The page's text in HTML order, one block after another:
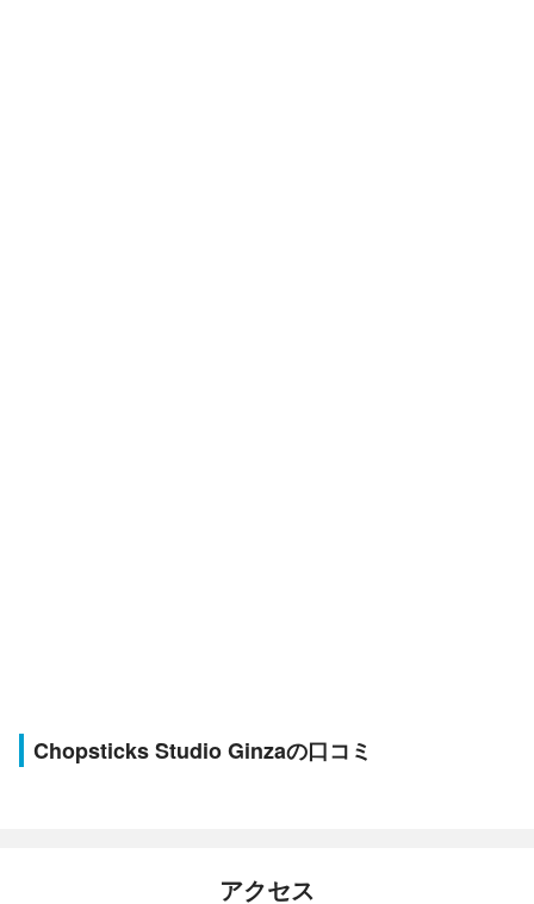
Chopsticks Studio Ginzaの口コミ
アクセス